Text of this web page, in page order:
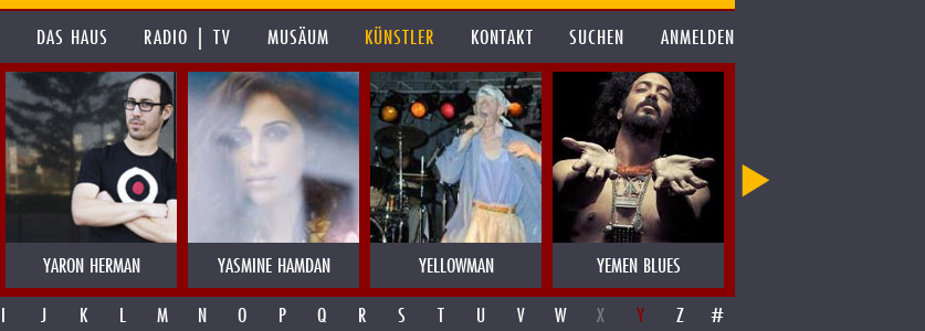
DAS HAUS RADIO | TV MUSÄUM KÜNSTLER KONTAKT SUCHEN ANMELDEN
YARON HERMAN YASMINE HAMDAN YELLOWMAN YEMEN BLUES
I J K L M N O P Q R S T U V W X Y Z #